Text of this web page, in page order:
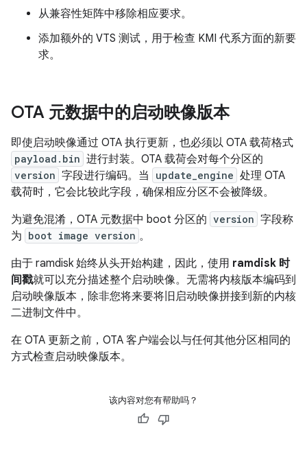
从兼容性矩阵中移除相应要求。
添加额外的 VTS 测试，用于检查 KMI 代系方面的新要
求。
OTA 元数据中的启动映像版本
即使启动映像通过 OTA 执行更新，也必须以 OTA 载荷格式
payload.bin 进行封装。OTA 载荷会对每个分区的
version 字段进行编码。当 update_engine 处理 OTA
载荷时，它会比较此字段，确保相应分区不会被降级。
为避免混淆，OTA 元数据中 boot 分区的 version 字段称
为 boot image version 。
由于 ramdisk 始终从头开始构建，因此，使用 ramdisk 时
间戳就可以充分描述整个启动映像。无需将内核版本编码到
启动映像版本，除非您将来要将旧启动映像拼接到新的内核
二进制文件中。
在 OTA 更新之前，OTA 客户端会以与任何其他分区相同的
方式检查启动映像版本。
该内容对您有帮助吗？